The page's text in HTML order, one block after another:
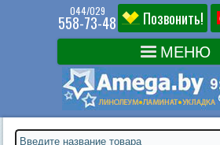
044/029
558-73-48 Позвонить!